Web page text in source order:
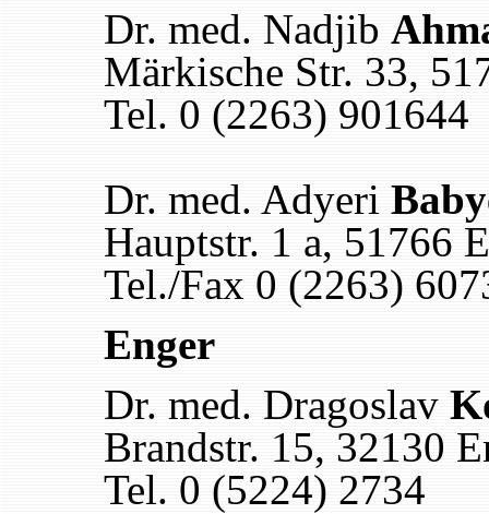
Dr. med. Nadjib
Märkische Str. 33,
Tel. 0 (2263) 901644
Dr. med. Adyeri
Hauptstr. 1 a, 51766
Tel./Fax 0 (2263)
Enger
Dr. med. Dragoslav
Brandstr. 15, 32130
Tel. 0 (5224) 2734